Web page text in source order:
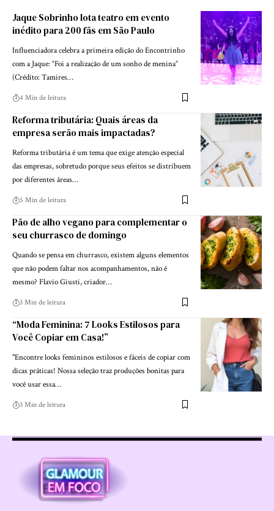
Jaque Sobrinho lota teatro em evento
inédito para 200 fãs em São Paulo
Influenciadora celebra a primeira edição do Encontrinho
com a Jaque: “Foi a realização de um sonho de menina”
(Crédito: Tamires…
4 Min de leitura
Reforma tributária: Quais áreas da
empresa serão mais impactadas?
Reforma tributária é um tema que exige atenção especial
das empresas, sobretudo porque seus efeitos se distribuem
por diferentes áreas…
5 Min de leitura
Pão de alho vegano para complementar o
seu churrasco de domingo
Quando se pensa em churrasco, existem alguns elementos
que não podem faltar nos acompanhamentos, não é
mesmo? Flavio Giusti, criador…
3 Min de leitura
“Moda Feminina: 7 Looks Estilosos para
Você Copiar em Casa!”
"Encontre looks femininos estilosos e fáceis de copiar com
dicas práticas! Nossa seleção traz produções bonitas para
você usar essa…
3 Min de leitura